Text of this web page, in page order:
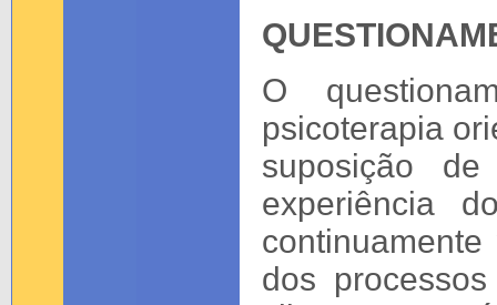
O
psicoterapia
suposição
experiência
dos